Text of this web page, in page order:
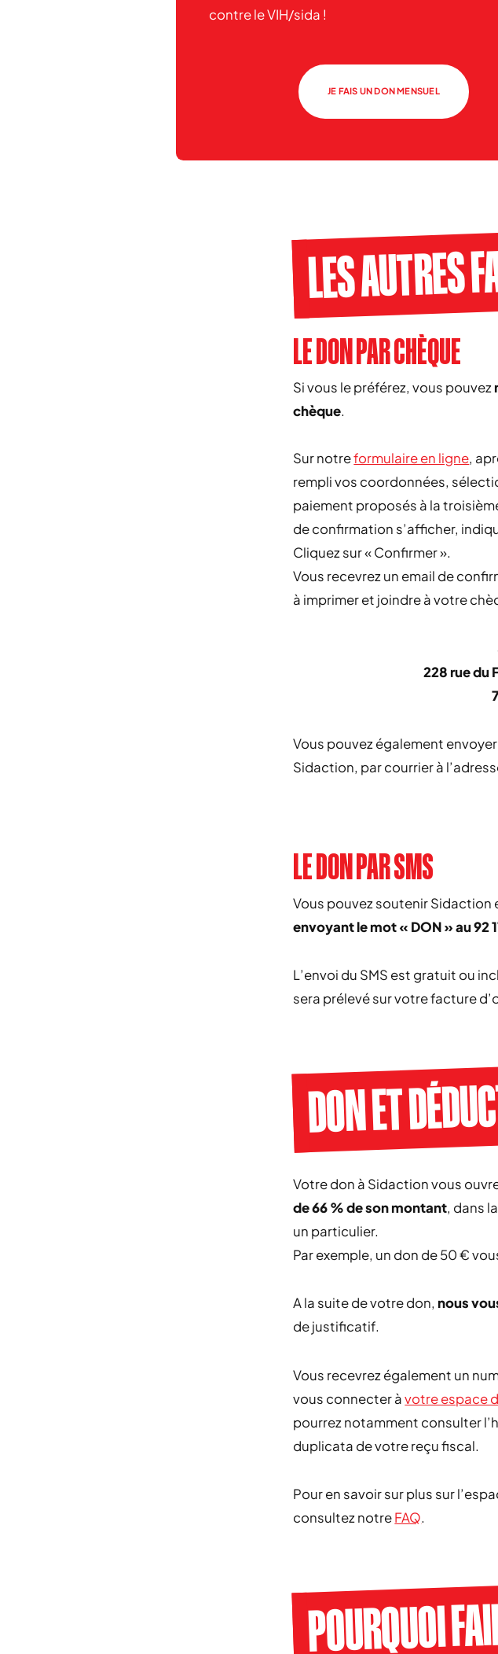
contre le VIH/sida !
JE FAIS UN DON MENSUEL
LES AUTRES
LE DON PAR CHÈQUE
Si vous le préférez, vous pouvez
chèque.
Sur notreformulaire en ligne,
rempli vos coordonnées,
paiement proposés à la
de confirmation s’afficher,
Cliquez sur « Confirmer ».
Vous recevrez un email de
à imprimer et joindre à votre
228 rue du
Vous pouvez également
Sidaction, par courrier à
LE DON PAR SMS
Vous pouvez soutenir Sidaction
envoyant le mot « DON » au 92
L’envoi du SMS est gratuit ou
sera prélevé sur votre facture
DON ET
Votre don à Sidaction vous
de 66 % de son montant, dans
un particulier.
Par exemple, un don de 50 €
A la suite de votre don, nous
de justificatif.
Vous recevrez également un
vous connecter àvotre espace
pourrez notamment consulter
duplicata de votre reçu fiscal.
Pour en savoir sur plus sur
consultez notreFAQ.
POURQUOI